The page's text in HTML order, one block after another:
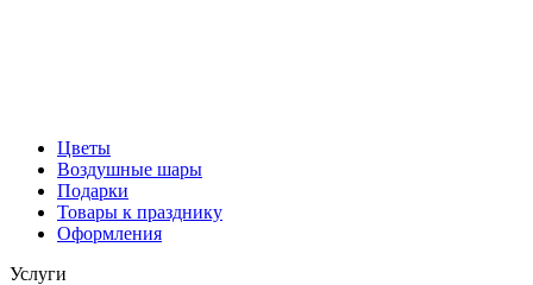
Цветы
Воздушные шары
Подарки
Товары к празднику
Оформления
Услуги